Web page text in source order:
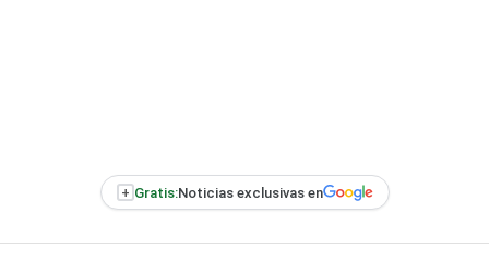
+ Gratis:Noticias exclusivas en